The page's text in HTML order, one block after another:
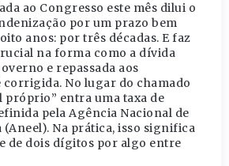
ao Congresso este mês dilui o
por um prazo bem
anos: por três décadas. E faz
na forma como a dívida
e repassada aos
corrigida. No lugar do chamado
próprio” entra uma taxa de
pela Agência Nacional de
Na prática, isso significa
de dois dígitos por algo entre